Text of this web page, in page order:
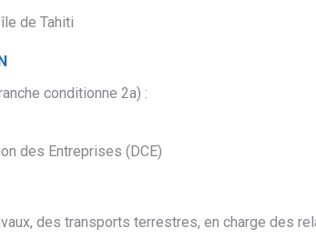
de Tahiti
conditionne 2a) :
des Entreprises (DCE)
des transports terrestres, en charge des